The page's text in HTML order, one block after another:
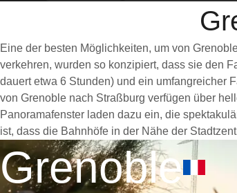
Eine der besten Möglichkeiten, um von
verkehren, wurden so konzipiert, dass sie den
dauert etwa 6 Stunden) und ein umfangreicher
von Grenoble nach Straßburg verfügen über
Panoramafenster laden dazu ein, die
ist, dass die Bahnhöfe in der Nähe der
Grenoble